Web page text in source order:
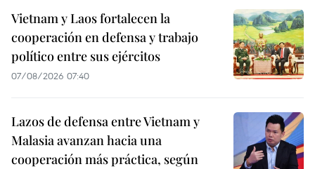
Vietnam y Laos fortalecen la
cooperación en defensa y trabajo
político entre sus ejércitos
07/08/2026 07:40
Lazos de defensa entre Vietnam y
Malasia avanzan hacia una
cooperación más práctica, según